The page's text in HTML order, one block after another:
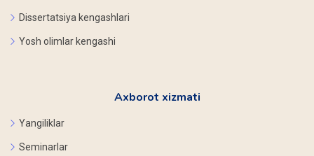
Dissertatsiya kengashlari
Yosh olimlar kengashi
Axborot xizmati
Yangiliklar
Seminarlar